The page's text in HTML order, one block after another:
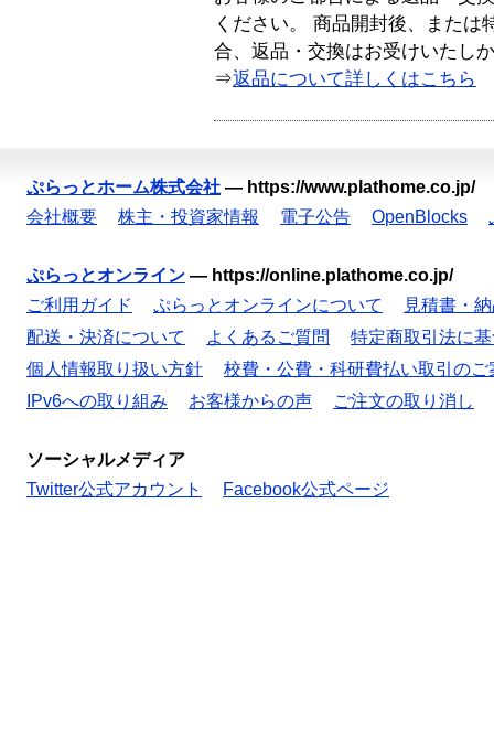
ください。 商品開封後、または
合、返品・交換はお受けいたし
⇒返品について詳しくはこちら
ぷらっとホーム株式会社 — https://www.plathome.co.jp/
会社概要
株主・投資家情報 電子公告 OpenBlocks
ぷらっとオンライン — https://online.plathome.co.jp/
ご利用ガイド
ぷらっとオンラインについて
見積書・
配送・決済について
よくあるご質問
特定商取引法に
個人情報取り扱い方針
校費・公費・科研費払い取引のご
IPv6への取り組み
お客様からの声 ご注文の取り消し
ソーシャルメディア
Twitter公式アカウント
Facebook公式ページ